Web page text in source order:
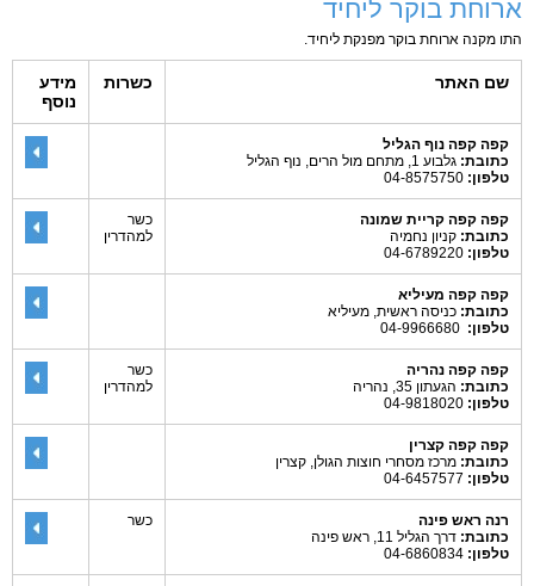
ארוחת בוקר ליחיד
התו מקנה ארוחת בוקר מפנקת ליחיד.
שם האתר כשרות
מידע
נוסף
קפה קפה נוף הגליל
כתובת: גלבוע 1, מתחם מול הרים, נוף הגליל
טלפון:
קפה קפה קריית שמונה
כתובת: קניון נחמיה
טלפון:
כשר
למהדרין
קפה קפה מעיליא
כתובת: כניסה ראשית, מעיליא
טלפון:
קפה קפה נהריה
כתובת: הגעתון 35, נהריה
טלפון:
כשר
למהדרין
קפה קפה קצרין
כתובת: מרכז מסחרי חוצות הגולן, קצרין
טלפון:
רנה ראש פינה
כתובת: דרך הגליל 11, ראש פינה
טלפון:
כשר